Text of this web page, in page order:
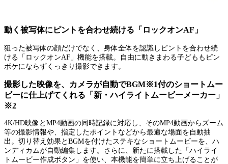
動く被写体にピントを合わせ続ける「ロックオンAF」
狙った被写体の顔だけでなく、身体全体を認識しピントを合わせ続
ける「ロックオンAF」機能を搭載。自由に動きまわる子どももピン
ボケにならずくっきり撮影できます。
撮影した映像を、カメラが自動でBGM※1付のショートムー
ビーに仕上げてくれる「新・ハイライトムービーメーカー」
※2
4K/HD映像とMP4動画の同時記録に対応し、そのMP4動画からズーム
等の撮影情報や、指定したポイントなどから最適な場面を自動抽
出。切り替え効果とBGMを付けたステキなショートムービーを、ハ
ンディカムが自動編集します。さらに、新たに搭載した「ハイライ
トムービー作成ボタン」を使い、本機能を簡単に立ち上げることが